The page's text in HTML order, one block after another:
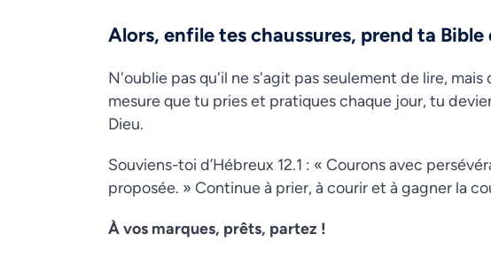
Alors, enfile tes chaussures, prend ta
N'oublie pas qu'il ne s'agit pas seulement de lire,
mesure que tu pries et pratiques chaque jour, tu
Dieu.
Souviens-toi d’Hébreux 12.1 : « Courons avec
proposée. » Continue à prier, à courir et à gagner la
À vos marques, prêts, partez !